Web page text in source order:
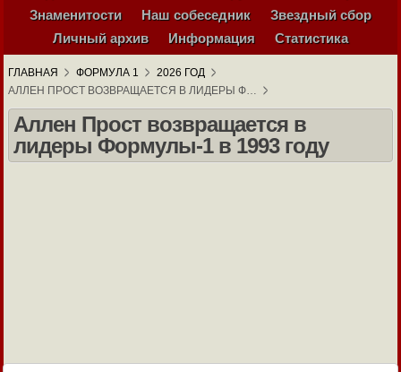
Знаменитости
Наш собеседник
Звездный сбор
Личный архив
Информация Статистика
ГЛАВНАЯ ФОРМУЛА 1
2026 ГОД
АЛЛЕН ПРОСТ ВОЗВРАЩАЕТСЯ В ЛИДЕРЫ Ф…
Аллен Прост возвращается в
лидеры Формулы-1 в 1993 году